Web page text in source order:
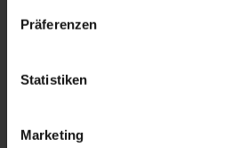
Präferenzen
Statistiken
Marketing
80538 München
office@brandwerk.de